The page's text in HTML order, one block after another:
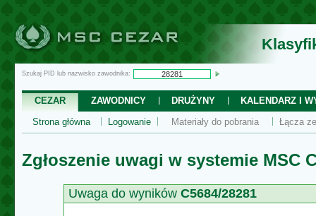
Szukaj PID lub nazwisko zawodnika:
CEZAR ZAWODNICY DRUŻYNY
KALENDARZ I
Strona główna
Logowanie Materiały do pobrania Łącza
Zgłoszenie uwagi w systemie MSC
Uwaga do wyników C5684/28281